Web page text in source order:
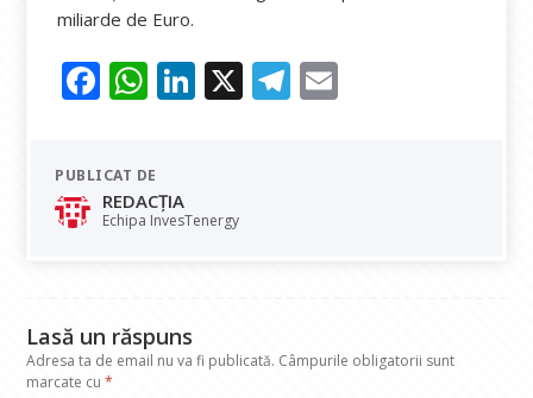
miliarde de Euro.
F
e
b
o
W
at
s
A
Li
dI
X T
PUBLICAT DE
REDACȚIA
Echipa InvesTenergy
Lasă un răspuns
Adresa ta de email nu va fi publicată. Câmpurile obligatorii sunt
marcate cu*